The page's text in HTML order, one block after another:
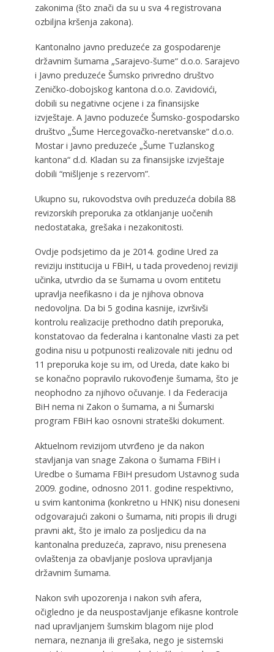
zakonima (što znači da su u sva 4 registrovana
ozbiljna kršenja zakona).
Kantonalno javno preduzeće za gospodarenje
državnim šumama „Sarajevo-šume“ d.o.o. Sarajevo
i Javno preduzeće Šumsko privredno društvo
Zeničko-dobojskog kantona d.o.o. Zavidovići,
dobili su negativne ocjene i za finansijske
izvještaje. A Javno poduzeće Šumsko-gospodarsko
društvo „Šume Hercegovačko-neretvanske“ d.o.o.
Mostar i Javno preduzeće „Šume Tuzlanskog
kantona“ d.d. Kladan su za finansijske izvještaje
dobili “mišljenje s rezervom”.
Ukupno su, rukovodstva ovih preduzeća dobila 88
revizorskih preporuka za otklanjanje uočenih
nedostataka, grešaka i nezakonitosti.
Ovdje podsjetimo da je 2014. godine Ured za
reviziju institucija u FBiH, u tada provedenoj reviziji
učinka, utvrdio da se šumama u ovom entitetu
upravlja neefikasno i da je njihova obnova
nedovoljna. Da bi 5 godina kasnije, izvršivši
kontrolu realizacije prethodno datih preporuka,
konstatovao da federalna i kantonalne vlasti za pet
godina nisu u potpunosti realizovale niti jednu od
11 preporuka koje su im, od Ureda, date kako bi
se konačno popravilo rukovođenje šumama, što je
neophodno za njihovo očuvanje. I da Federacija
BiH nema ni Zakon o šumama, a ni Šumarski
program FBiH kao osnovni strateški dokument.
Aktuelnom revizijom utvrđeno je da nakon
stavljanja van snage Zakona o šumama FBiH i
Uredbe o šumama FBiH presudom Ustavnog suda
2009. godine, odnosno 2011. godine respektivno,
u svim kantonima (konkretno u HNK) nisu doneseni
odgovarajući zakoni o šumama, niti propis ili drugi
pravni akt, što je imalo za posljedicu da na
kantonalna preduzeća, zapravo, nisu prenesena
ovlaštenja za obavljanje poslova upravljanja
državnim šumama.
Nakon svih upozorenja i nakon svih afera,
očigledno je da neuspostavljanje efikasne kontrole
nad upravljanjem šumskim blagom nije plod
nemara, neznanja ili grešaka, nego je sistemski